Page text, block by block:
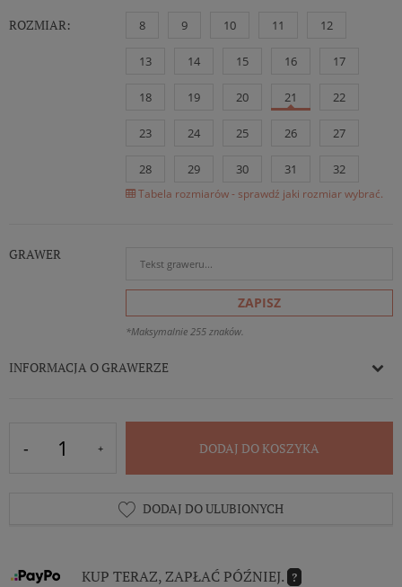
ROZMIAR: 8 9 10 11 12
13 14 15 16 17
18 19 20 21 22
23 24 25 26 27
28 29 30 31 32
Tabela rozmiarów - sprawdź jaki rozmiar wybrać.
GRAWER
ZAPISZ
*Maksymalnie 255 znaków.
INFORMACJA O GRAWERZE
DODAJ DO KOSZYKA
DODAJ DO ULUBIONYCH
KUP TERAZ, ZAPŁAĆ PÓŹNIEJ. ?